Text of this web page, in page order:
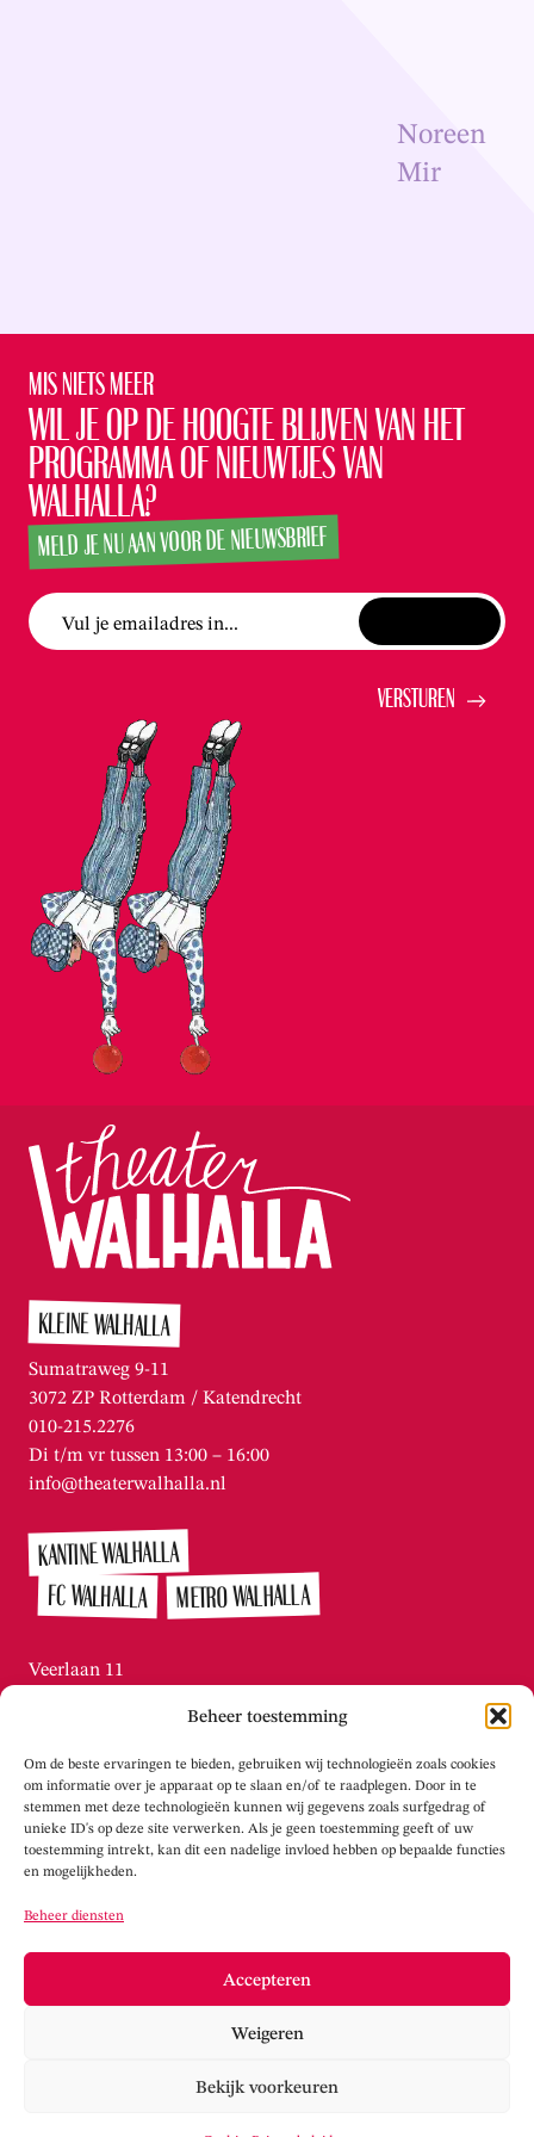
Beheer toestemming
Om de beste ervaringen te bieden, gebruiken wij technologieën zoals cookies
om informatie over je apparaat op te slaan en/of te raadplegen. Door in te
stemmen met deze technologieën kunnen wij gegevens zoals surfgedrag of
unieke ID's op deze site verwerken. Als je geen toestemming geeft of uw
toestemming intrekt, kan dit een nadelige invloed hebben op bepaalde functies
en mogelijkheden.
Beheer diensten
Accepteren
Weigeren
Bekijk voorkeuren
Noreen
Mir
Mis niets meer
Wil je op de hoogte blijven van het
programma of nieuwtjes van
Walhalla?
MELD JE NU AAN VOOR DE NIEUWSBRIEF
Vul je emailadres in...
Versturen
KLEINE WALHALLA
Sumatraweg 9-11
3072 ZP Rotterdam / Katendrecht
010-215.2276
Di t/m vr tussen 13:00 – 16:00
info@theaterwalhalla.nl
KANTINE WALHALLA
FC WALHALLA METRO WALHALLA
Veerlaan 11
Di t/m vr tussen 13:00 – 16:00
info@theaterwalhalla.nl
WERKPLAATS WALHALLA
3072 LS Rotterdam / Katendrecht
info@werkplaatswalhalla.nl
www.werkplaatswalhalla.nl
Privacy